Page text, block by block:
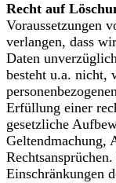
Recht auf
Voraussetzungen
verlangen, dass
Daten
besteht u.a. nicht,
Erfüllung einer
gesetzliche
Geltendmachung,
Einschränkungen